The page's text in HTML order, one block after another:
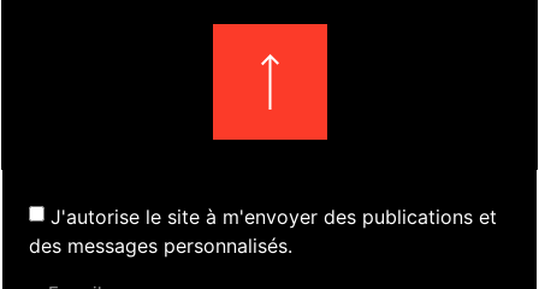
J'autorise le site à m'envoyer des publications et
des messages personnalisés.